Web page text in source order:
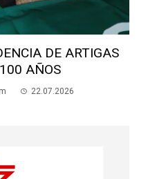
DE ARTIGAS
AÑOS
22.07.2026